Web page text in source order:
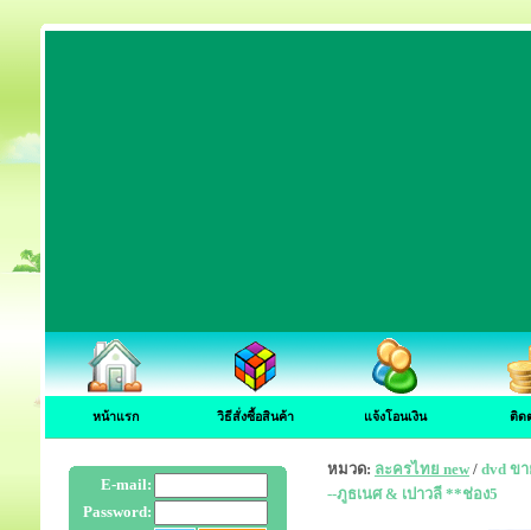
หน้าแรก วิธีสั่งซื้อสินค้า แจ้งโอนเงิน ติด
E-mail:
Password:
หมวด: ละครไทย new / dvd ข
--ภูธเนศ & เปาวลี **ช่อง5